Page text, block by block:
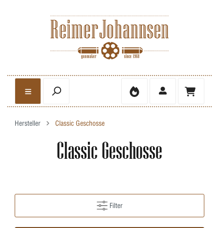
Hersteller Classic Geschosse
Classic Geschosse
Filter